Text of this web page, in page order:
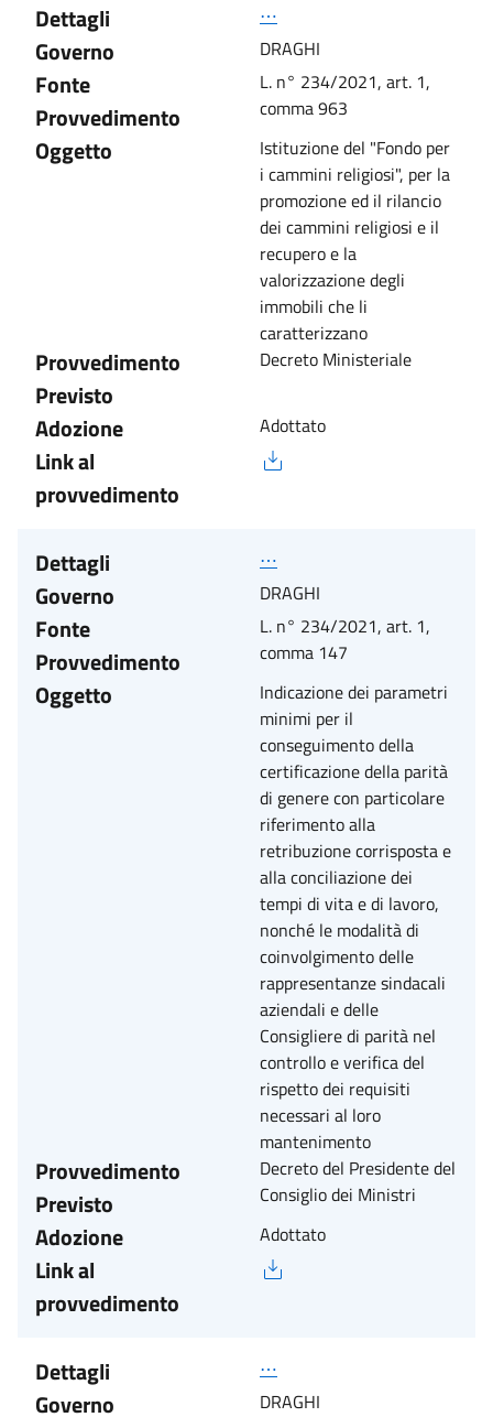
Dettagli
⋯
Governo DRAGHI
Fonte
Provvedimento
L. n° 234/2021, art. 1,
comma 963
Oggetto
Istituzione del "Fondo per
i cammini religiosi", per la
promozione ed il rilancio
dei cammini religiosi e il
recupero e la
valorizzazione degli
immobili che li
caratterizzano
Provvedimento
Previsto
Decreto Ministeriale
Adozione Adottato
Link al
provvedimento
Dettagli
⋯
Governo DRAGHI
Fonte
Provvedimento
L. n° 234/2021, art. 1,
comma 147
Oggetto
Indicazione dei parametri
minimi per il
conseguimento della
certificazione della parità
di genere con particolare
riferimento alla
retribuzione corrisposta e
alla conciliazione dei
tempi di vita e di lavoro,
nonché le modalità di
coinvolgimento delle
rappresentanze sindacali
aziendali e delle
Consigliere di parità nel
controllo e verifica del
rispetto dei requisiti
necessari al loro
mantenimento
Provvedimento
Previsto
Decreto del Presidente del
Consiglio dei Ministri
Adozione Adottato
Link al
provvedimento
Dettagli
⋯
Governo DRAGHI